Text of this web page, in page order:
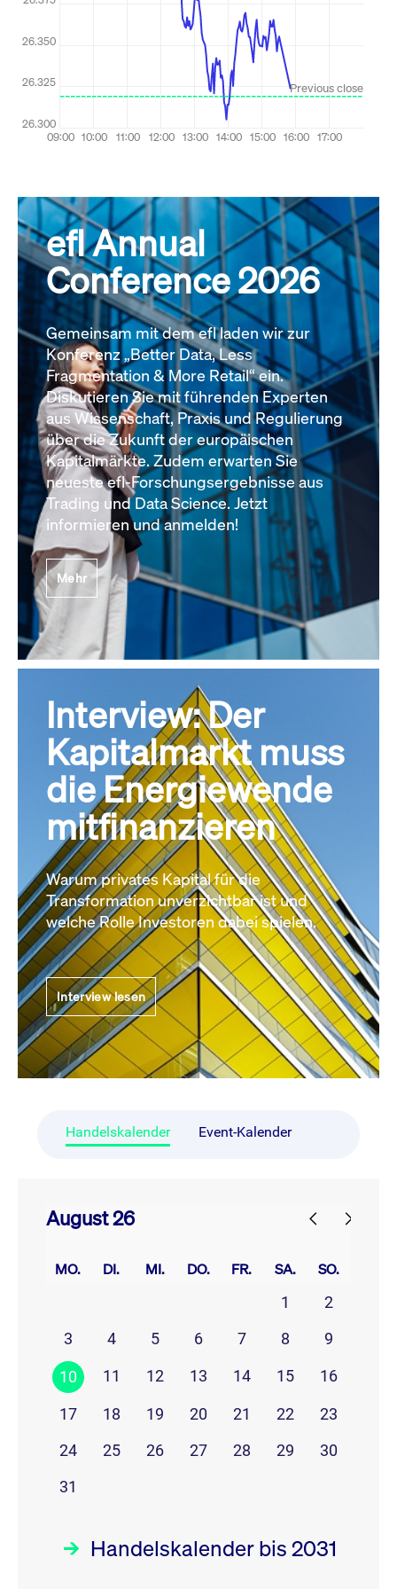
efl Annual
Conference 2026
Gemeinsam mit dem efl laden wir zur
Konferenz „Better Data, Less
Fragmentation & More Retail“ ein.
Diskutieren Sie mit führenden Experten
aus Wissenschaft, Praxis und Regulierung
über die Zukunft der europäischen
Kapitalmärkte. Zudem erwarten Sie
neueste efl-Forschungsergebnisse aus
Trading und Data Science. Jetzt
informieren und anmelden!
Mehr
Interview: Der
Kapitalmarkt muss
die Energiewende
mitfinanzieren
Warum privates Kapital für die
Transformation unverzichtbar ist und
welche Rolle Investoren dabei spielen.
Interview lesen
Handelskalender Event-Kalender
August 26
MO. DI. MI. DO. FR. SA. SO.
1
2
3
4 5 6 7 8 9
10 11 12 13 14 15 16
17 18 19 20 21 22
23
24
25 26 27 28 29
30
31
Handelskalender bis 2031